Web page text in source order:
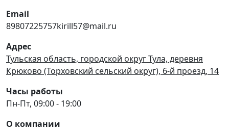
Email
89807225757kirill57@mail.ru
Адрес
Тульская область, городской округ Тула, деревня
Крюково (Торховский сельский округ), 6-й проезд, 14
Часы работы
Пн-Пт, 09:00 - 19:00
О компании